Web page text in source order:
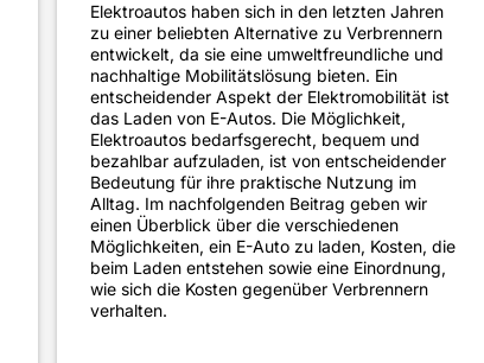
Elektroautos haben sich in den letzten Jahren
zu einer beliebten Alternative zu Verbrennern
entwickelt, da sie eine umweltfreundliche und
nachhaltige Mobilitätslösung bieten. Ein
entscheidender Aspekt der Elektromobilität ist
das Laden von E-Autos. Die Möglichkeit,
Elektroautos bedarfsgerecht, bequem und
bezahlbar aufzuladen, ist von entscheidender
Bedeutung für ihre praktische Nutzung im
Alltag. Im nachfolgenden Beitrag geben wir
einen Überblick über die verschiedenen
Möglichkeiten, ein E-Auto zu laden, Kosten, die
beim Laden entstehen sowie eine Einordnung,
wie sich die Kosten gegenüber Verbrennern
verhalten.